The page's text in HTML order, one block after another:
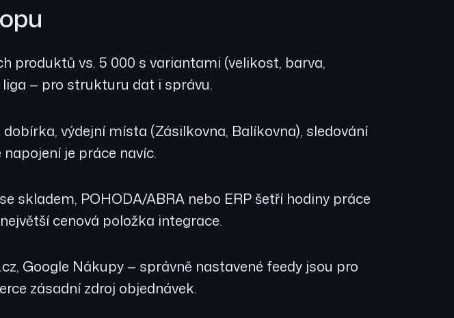
produktů vs. 5 000 s variantami (velikost, barva,
— pro strukturu dat i správu.
výdejní místa (Zásilkovna, Balíkovna), sledování
je práce navíc.
skladem, POHODA/ABRA nebo ERP šetří hodiny práce
cenová položka integrace.
Google Nákupy — správně nastavené feedy jsou pro
zásadní zdroj objednávek.